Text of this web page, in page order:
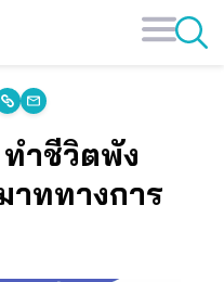
ำชีวิตพัง
าททางการ